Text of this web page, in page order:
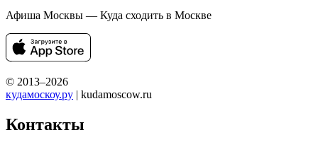
Афиша Москвы — Куда сходить в Москве
© 2013–2026
кудамоскоу.ру | kudamoscow.ru
Контакты